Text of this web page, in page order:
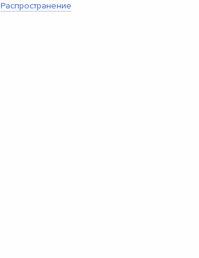
Распространение